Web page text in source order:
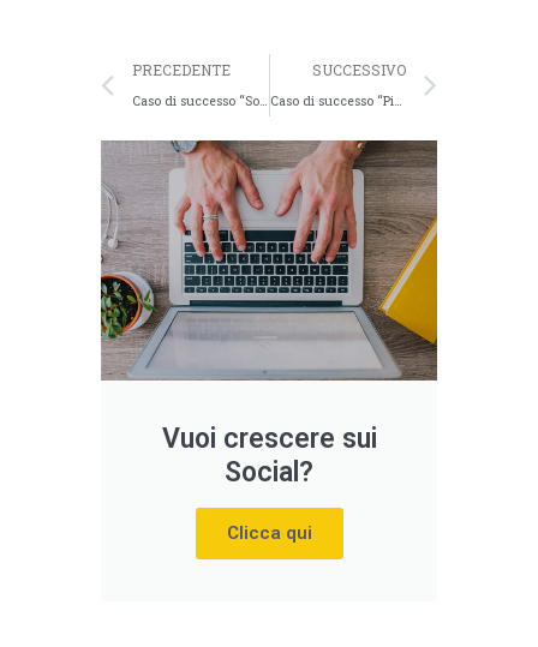
PRECEDENTE
Caso di successo “Soltec”
SUCCESSIVO
Caso di successo “Pizzeria Antica Napoli”
Vuoi crescere sui
Social?
Clicca qui